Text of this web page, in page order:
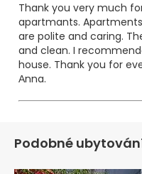
Thank you very much
apartmants.
are polite and caring.
and clean. I
house. Thank you for
Аnna.
Podobné